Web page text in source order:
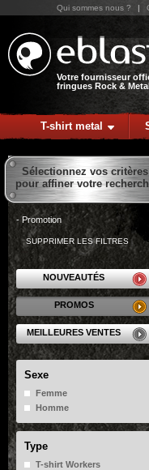
Votre fournisseur
fringues Rock &
Qui sommes nous ? |
T-shirt metal
Sélectionnez vos critères
pour affiner votre
- Promotion
SUPPRIMER LES FILTRES
NOUVEAUTÉS
PROMOS
MEILLEURES VENTES
Sexe
Femme
Homme
Type
T-shirt Workers